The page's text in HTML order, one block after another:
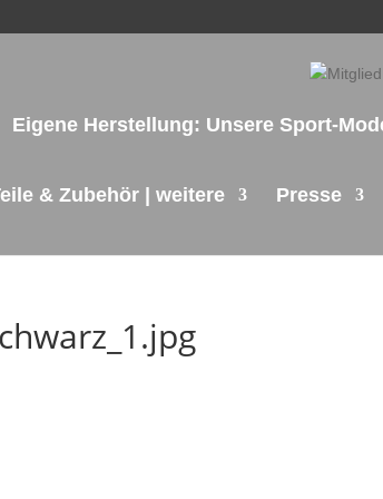
Eigene Herstellung: Unsere Sport-
& Zubehör | weitere Presse